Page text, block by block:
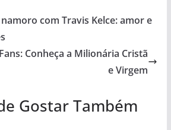
com Travis Kelce: amor e
Conheça a Milionária Cristã
e Virgem
Gostar Também